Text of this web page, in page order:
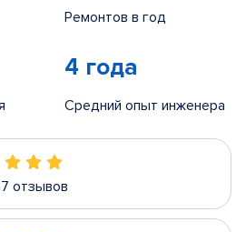
Ремонтов в год
4 года
Средний опыт инженера
отзывов